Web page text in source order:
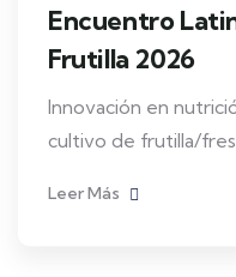
Encuentro
Frutilla 2026
Innovación en
cultivo de frutilla/
Leer Más